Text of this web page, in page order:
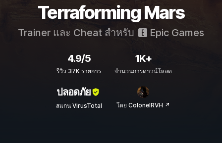
Terraforming Mars
Trainer และ Cheat สำหรับ Epic Games
4.9/5
รีวิว 37K รายการ
1K+
จำนวนการดาวน์โหลด
ปลอดภัย
สแกน VirusTotal โดย ColonelRVH ↗